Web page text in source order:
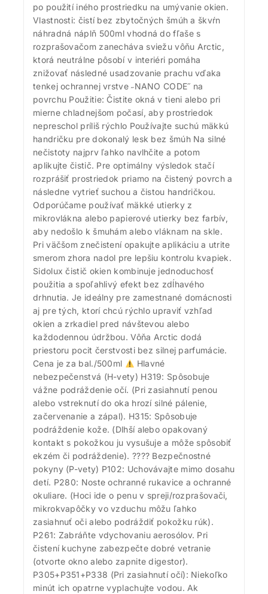
po použití iného prostriedku na umývanie okien.
Vlastnosti: čistí bez zbytočných šmúh a škvŕn
náhradná náplň 500ml vhodná do fľaše s
rozprašovačom zanecháva sviežu vôňu Arctic,
ktorá neutrálne pôsobí v interiéri pomáha
znižovať následné usadzovanie prachu vďaka
tenkej ochrannej vrstve ˶NANO CODE˝ na
povrchu Použitie: Čistite okná v tieni alebo pri
mierne chladnejšom počasí, aby prostriedok
nepreschol príliš rýchlo Používajte suchú mäkkú
handričku pre dokonalý lesk bez šmúh Na silné
nečistoty najprv ľahko navlhčite a potom
aplikujte čistič. Pre optimálny výsledok stačí
rozprášiť prostriedok priamo na čistený povrch a
následne vytrieť suchou a čistou handričkou.
Odporúčame používať mäkké utierky z
mikrovlákna alebo papierové utierky bez farbív,
aby nedošlo k šmuhám alebo vláknam na skle.
Pri väčšom znečistení opakujte aplikáciu a utrite
smerom zhora nadol pre lepšiu kontrolu kvapiek.
Sidolux čistič okien kombinuje jednoduchosť
použitia a spoľahlivý efekt bez zdĺhavého
drhnutia. Je ideálny pre zamestnané domácnosti
aj pre tých, ktorí chcú rýchlo upraviť vzhľad
okien a zrkadiel pred návštevou alebo
každodennou údržbou. Vôňa Arctic dodá
priestoru pocit čerstvosti bez silnej parfumácie.
Cena je za bal./500ml
Hlavné
nebezpečenstvá (H-vety) H319: Spôsobuje
vážne podráždenie očí. (Pri zasiahnutí penou
alebo vstreknutí do oka hrozí silné pálenie,
začervenanie a zápal). H315: Spôsobuje
podráždenie kože. (Dlhší alebo opakovaný
kontakt s pokožkou ju vysušuje a môže spôsobiť
ekzém či podráždenie). ???? Bezpečnostné
pokyny (P-vety) P102: Uchovávajte mimo dosahu
detí. P280: Noste ochranné rukavice a ochranné
okuliare. (Hoci ide o penu v spreji/rozprašovači,
mikrokvapôčky vo vzduchu môžu ľahko
zasiahnuť oči alebo podráždiť pokožku rúk).
P261: Zabráňte vdychovaniu aerosólov. Pri
čistení kuchyne zabezpečte dobré vetranie
(otvorte okno alebo zapnite digestor).
P305+P351+P338 (Pri zasiahnutí očí): Niekoľko
minút ich opatrne vyplachujte vodou. Ak
Získajte 200 bodov za registráciu a
zbierajte odmeny!
Zaregistrujte sa ešte dnes a my vám pripíšeme vstupný
bonus 200 bodov. Navyše za každé 1 € nákupu získate
1 bod do vášho vernostného účtu. Nakupujte
výhodnejšie!
Viac toto okno nezobrazovať